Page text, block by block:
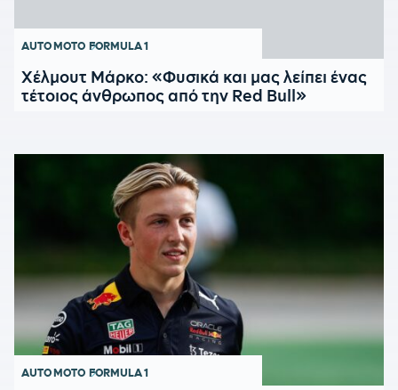
AUTO MOTO FORMULA 1
Χέλμουτ Μάρκο: «Φυσικά και μας λείπει ένας
τέτοιος άνθρωπος από την Red Bull»
AUTO MOTO FORMULA 1